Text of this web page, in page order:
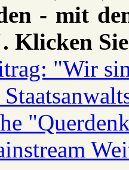
- mit
Klicken
"Wir